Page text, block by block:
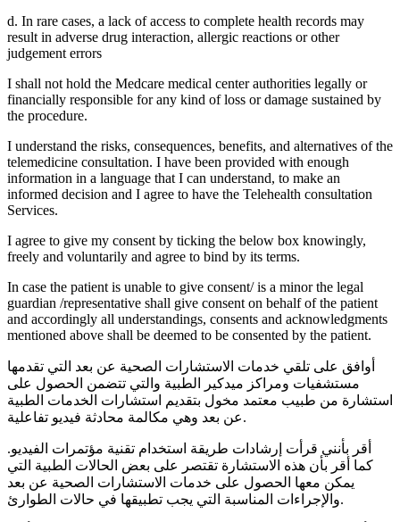
d. In rare cases, a lack of access to complete health records may
result in adverse drug interaction, allergic reactions or other
judgement errors
I shall not hold the Medcare medical center authorities legally or
financially responsible for any kind of loss or damage sustained by
the procedure.
I understand the risks, consequences, benefits, and alternatives of the
telemedicine consultation. I have been provided with enough
information in a language that I can understand, to make an
informed decision and I agree to have the Telehealth consultation
Services.
I agree to give my consent by ticking the below box knowingly,
freely and voluntarily and agree to bind by its terms.
In case the patient is unable to give consent/ is a minor the legal
guardian /representative shall give consent on behalf of the patient
and accordingly all understandings, consents and acknowledgments
mentioned above shall be deemed to be consented by the patient.
أوافق على تلقي خدمات الاستشارات الصحية عن بعد التي تقدمها
مستشفيات ومراكز ميدكير الطبية والتي تتضمن الحصول على
استشارة من طبيب معتمد مخول بتقديم استشارات الخدمات الطبية
عن بعد وهي مكالمة محادثة فيديو تفاعلية.
أقر بأنني قرأت إرشادات طريقة استخدام تقنية مؤتمرات الفيديو.
كما أقر بأن هذه الاستشارة تقتصر على بعض الحالات الطبية التي
يمكن معها الحصول على خدمات الاستشارات الصحية عن بعد
والإجراءات المناسبة التي يجب تطبيقها في حالات الطوارئ.